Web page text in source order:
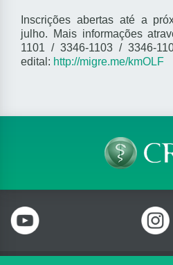
Inscrições abertas até a
julho. Mais informações
1101 / 3346-1103 / 3346-
edital: http://migre.me/kmOLF